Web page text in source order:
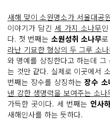
새해 맞이 소원명소가 서울대공
이야기가 담긴 세 가지 소나무인
다. 첫 번째는 소원성취 소나무
라난 기묘한 형상의 두 그루 소
와 명예를 상징한다고 하는데
는 것만 같다. 실제로 이곳에서
번째는 장수를 상징하는장수 소
낸 강한 생명력을 보여주는 소나
가득한 곳이다. 세 번째는 인사
새해인사를 하는 듯하다.